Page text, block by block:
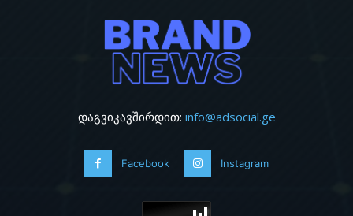
დაგვიკავშირდით: info@adsocial.ge
Facebook Instagram